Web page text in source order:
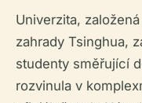
Univerzita,
zahrady Tsinghua,
studenty směřující
rozvinula v